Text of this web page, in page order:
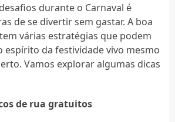
durante o Carnaval é
de se divertir sem gastar. A boa
várias estratégias que podem
espírito da festividade vivo mesmo
Vamos explorar algumas dicas
de rua gratuitos